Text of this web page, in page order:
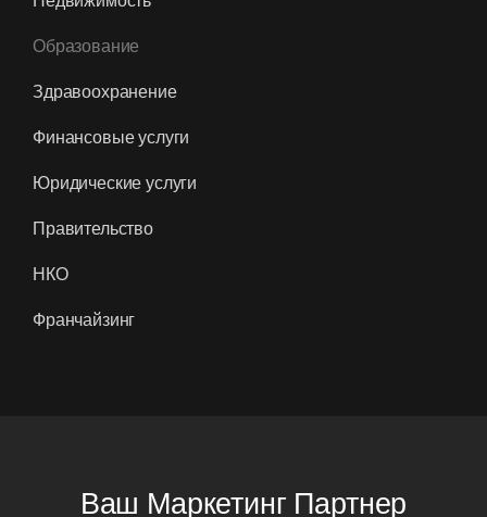
Образование
Здравоохранение
Финансовые услуги
Юридические услуги
Правительство
НКО
Франчайзинг
Ваш Маркетинг Партнер